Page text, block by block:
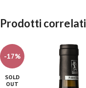
Prodotti correlati
-17%
SOLD
OUT